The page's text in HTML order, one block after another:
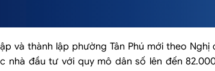
và thành lập phường Tân Phú mới theo
nhà đầu tư với quy mô dân số lên đến